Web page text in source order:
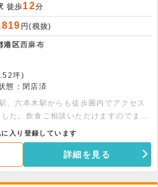
徒歩12分
円(税抜)
港区西麻布
坪)
態：閉店済
、六本木駅からも徒歩圏内でアクセス
た。飲食ご相談いただけますのでまず
に入り登録しています
詳細を見る